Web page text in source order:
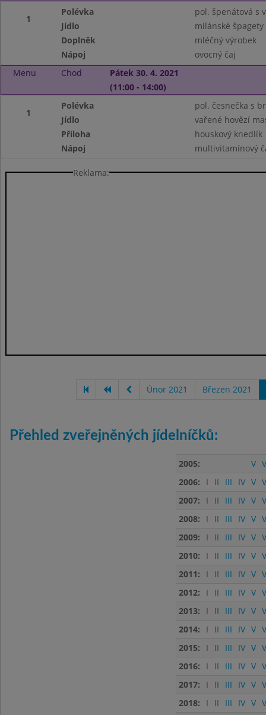
1
Polévka
pol. špenátová s
Jídlo
milánské
Doplněk
mléčný výrobek
Nápoj
ovocný čaj
Menu
Chod
Pátek 30. 4. 2021
(11:00 - 14:00)
1
Polévka
pol. česnečka s
Jídlo
vařené hovězí
Příloha
houskový knedlík
Nápoj
multivitamínový
Reklama:
Únor 2021 Březen 2021
Přehled zveřejněných jídelníčků:
2005: V
2006:
I II III IV V
2007:
I II III IV V
2008:
I II III IV V
2009:
I II III IV V
2010:
I II III IV V
2011:
I II III IV V
2012:
I II III IV V
2013:
I II III IV V
2014:
I II III IV V
2015:
I II III IV V
2016:
I II III IV V
2017:
I II III IV V
2018:
I II III IV V